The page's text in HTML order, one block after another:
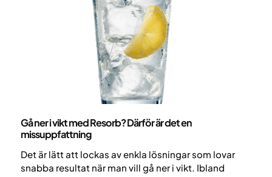
Gå ner i vikt med Resorb? Därför är det en
missuppfattning
Det är lätt att lockas av enkla lösningar som lovar
snabba resultat när man vill gå ner i vikt. Ibland